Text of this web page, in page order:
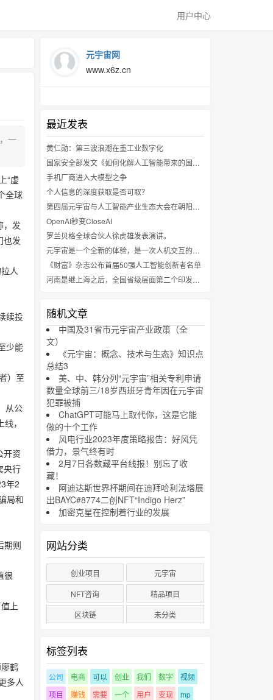
用户中心
一
“虚
全球
，发
也发
人
续投
少能
）至
从公
，
开资
央行
年2
局和
期则
很
上
鹤
多人
元宇宙网
www.x6z.cn
最近发表
黄仁勋：第三波浪潮在重工业数字化
国家安全部发文《如何化解人工智能带来的国家安全挑战》
手机厂商进入大模型之争
个人信息的深度获取是否可取？
第四届元宇宙与人工智能产业生态大会在朝阳区举行
OpenAI秒变CloseAI
罗兰贝格全球合伙人徐虎雄发表演讲。
元宇宙是一个全新的体验，是一次人机交互的革命
《财富》杂志公布首届50强人工智能创新者名单
河南是继上海之后，全国省级层面第二个印发元宇宙专项行动计划的省份
随机文章
中国及31省市元宇宙产业政策（全
文）
《元宇宙：概念、技术与生态》知识点
总结3
美、中、韩分列“元宇宙”相关专利申请
数量全球前三/18岁西班牙青年因在元宇宙
犯罪被捕
ChatGPT可能马上取代你，这是它能
做的十个工作
风电行业2023年度策略报告：好风凭
借力，景气终有时
2月7日各数藏平台线报！别忘了收
藏！
阿迪达斯世界杯期间在迪拜哈利法塔展
出BAYC#8774二创NFT“Indigo Herz”
加密克星在控制着行业的发展
网站分类
创业项目
元宇宙
NFT咨询
精品项目
区块链
未分类
标签列表
公司 电商 可以 创业 我们 数字
视频
项目
赚钱 需要 一个 用户 变现
mp